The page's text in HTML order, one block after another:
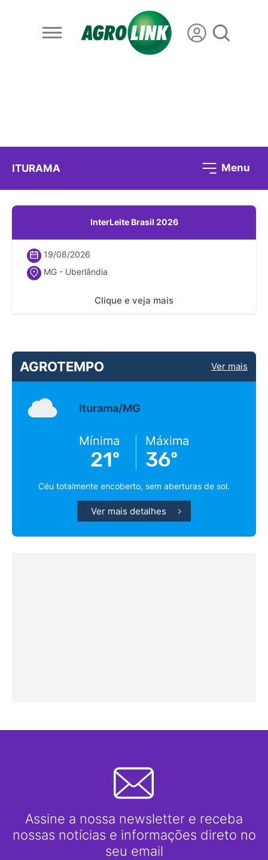
ITURAMA Menu
InterLeite Brasil 2026
19/08/2026
MG - Uberlândia
Clique e veja mais
AGROTEMPO Ver mais
Iturama/MG
Mínima
21º
Máxima
36º
Céu totalmente encoberto, sem aberturas de sol.
Ver mais detalhes
Assine a nossa newsletter e receba
nossas notícias e informações direto no
seu email